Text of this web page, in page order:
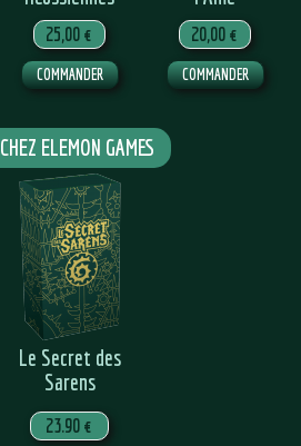
25,00 €
COMMANDER
20,00 €
COMMANDER
CHEZ ELEMON GAMES
Le Secret des
Sarens
23.90 €